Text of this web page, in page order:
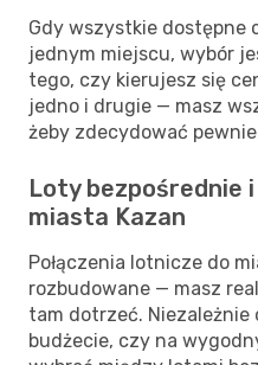
Gdy wszystkie dostępne
jednym miejscu, wybór
tego, czy kierujesz się
jedno i drugie — masz
żeby zdecydować
Loty bezpośrednie
miasta Kazan
Połączenia lotnicze do
rozbudowane — masz
tam dotrzeć. Niezależnie
budżecie, czy na